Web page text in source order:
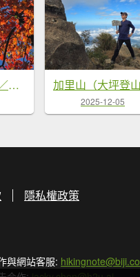
鳶嘴稍來山之楓紅／雲海
2025-12-05
隱私權政策
與網站客服: hikingnote@biji.co